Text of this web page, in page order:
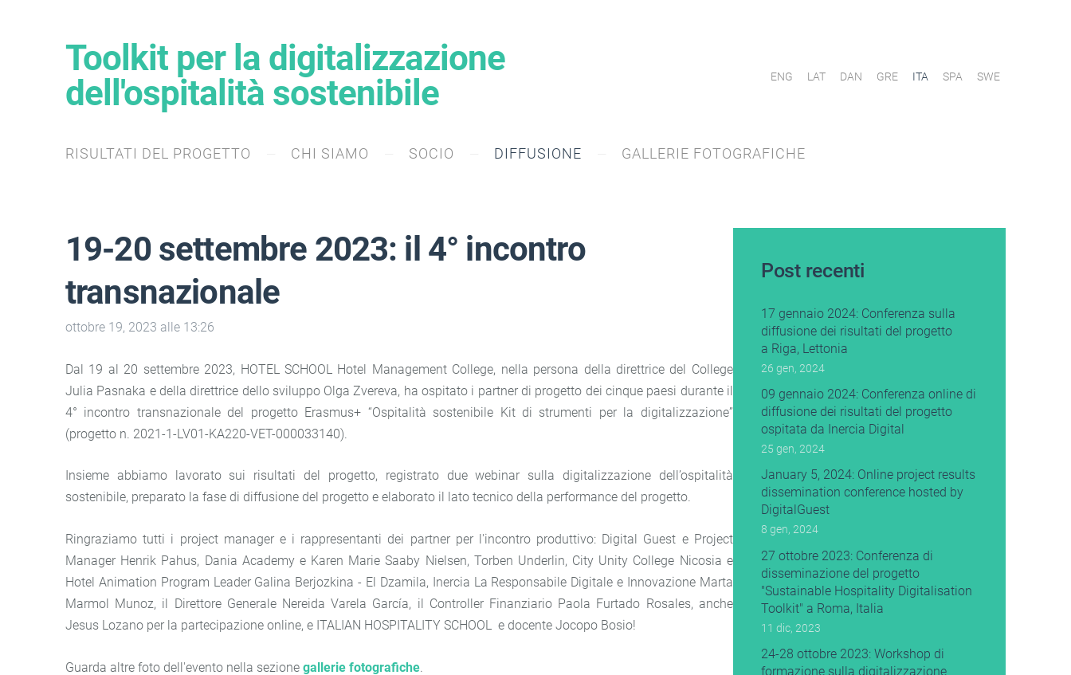
Toolkit per la digitalizzazione
dell'ospitalità sostenibile
RISULTATI DEL PROGETTO CHI SIAMO SOCIO DIFFUSIONE GALLERIE FOTOGRAFICHE
ENG LAT DAN GRE ITA SPA SWE
Post recenti
17 gennaio 2024: Conferenza sulla
diffusione dei risultati del progetto
a Riga, Lettonia
26 gen, 2024
09 gennaio 2024: Conferenza online di
diffusione dei risultati del progetto
ospitata da Inercia Digital
25 gen, 2024
January 5, 2024: Online project results
dissemination conference hosted by
DigitalGuest
8 gen, 2024
27 ottobre 2023: Conferenza di
disseminazione del progetto
"Sustainable Hospitality Digitalisation
Toolkit" a Roma, Italia
11 dic, 2023
24-28 ottobre 2023: Workshop di
formazione sulla digitalizzazione
19-20 settembre 2023: il 4° incontro
transnazionale
ottobre 19, 2023 alle 13:26
Dal 19 al 20 settembre 2023, HOTEL SCHOOL Hotel Management College, nella persona della direttrice del College
Julia Pasnaka e della direttrice dello sviluppo Olga Zvereva, ha ospitato i partner di progetto dei cinque paesi durante il
4° incontro transnazionale del progetto Erasmus+ “Ospitalità sostenibile Kit di strumenti per la digitalizzazione”
(progetto n. 2021-1-LV01-KA220-VET-000033140).
Insieme abbiamo lavorato sui risultati del progetto, registrato due webinar sulla digitalizzazione dell’ospitalità
sostenibile, preparato la fase di diffusione del progetto e elaborato il lato tecnico della performance del progetto.
Ringraziamo tutti i project manager e i rappresentanti dei partner per l'incontro produttivo: Digital Guest e Project
Manager Henrik Pahus, Dania Academy e Karen Marie Saaby Nielsen, Torben Underlin, City Unity College Nicosia e
Hotel Animation Program Leader Galina Berjozkina - El Dzamila, Inercia La Responsabile Digitale e Innovazione Marta
Marmol Munoz, il Direttore Generale Nereida Varela García, il Controller Finanziario Paola Furtado Rosales, anche
Jesus Lozano per la partecipazione online, e ITALIAN HOSPITALITY SCHOOL e docente Jocopo Bosio!
Guarda altre foto dell'evento nella sezione gallerie fotografiche